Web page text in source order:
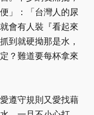
」：「台灣人的尿
會有人裝『看起來
到就硬拗那是水，
？難道要每杯拿來
遵守規則又愛找藉